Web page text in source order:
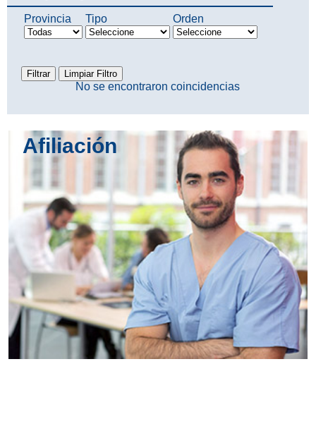
Aceptar
Rechazar
Provincia Tipo Orden
No se encontraron coincidencias
Afiliación